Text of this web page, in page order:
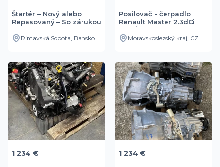
Štartér – Nový alebo
Repasovaný – So zárukou
Posilovač - čerpadlo
Renault Master 2.3dCi
Moravskoslezský kraj, CZ
1 234 € 1 234 €